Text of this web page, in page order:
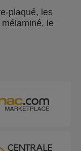
plaqué, les
le